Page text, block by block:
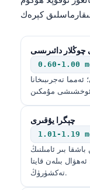
چوڭلار دائىرىسى
0.60-1.00
ئەمما تەجرىبىخانا
چېگرا يۇقىرى
1.01-1.19
بىر ئامىلنىڭ
بىلەن قايتا
تەكشۈرۈڭ.